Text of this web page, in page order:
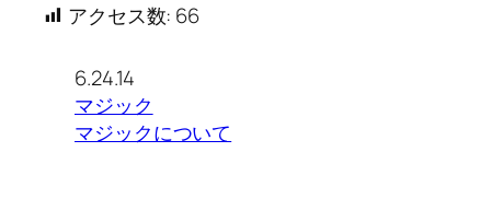
アクセス数: 66
6.24.14
マジック
マジックについて